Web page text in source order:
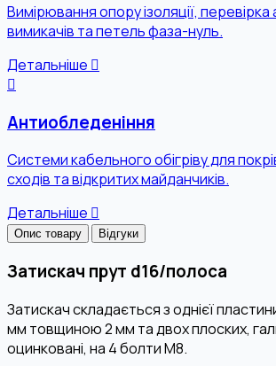
Вимірювання опору ізоляції,
вимикачів та петель фаза-нуль.
Детальніше
Антиобледеніння
Системи кабельного обігріву для
сходів та відкритих майданчиків.
Детальніше
Опис товару Відгуки
Затискач прут d16/полоса
Затискач складається з однієї
мм товщиною 2 мм та двох плоских,
оцинковані, на 4 болти М8.